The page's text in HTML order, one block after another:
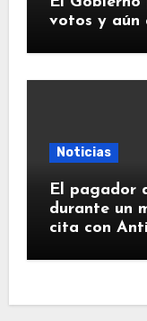
votos y aún
Noticias
El pagador
durante un
cita con